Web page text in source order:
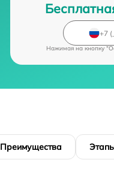
Нажимая на кнопку
Преимущества